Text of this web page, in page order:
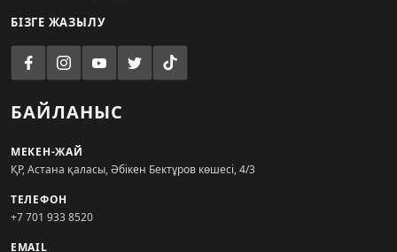
БІЗГЕ ЖАЗЫЛУ
БАЙЛАНЫС
МЕКЕН-ЖАЙ
ҚР, Астана қаласы, Әбікен Бектұров көшесі, 4/3
ТЕЛЕФОН
+7 701 933 8520
EMAIL